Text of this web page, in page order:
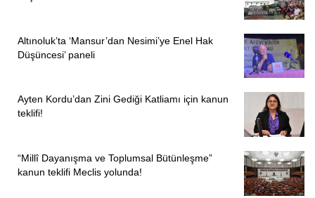
Altınoluk’ta ‘Mansur’dan Nesimi’ye Enel Hak
Düşüncesi’ paneli
Ayten Kordu’dan Zini Gediği Katliamı için kanun
teklifi!
“Millî Dayanışma ve Toplumsal Bütünleşme”
kanun teklifi Meclis yolunda!